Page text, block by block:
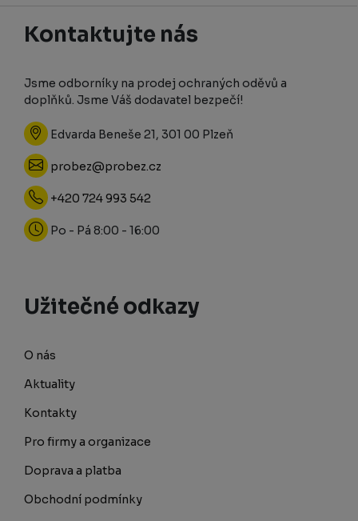
Kontaktujte nás
Jsme odborníky na prodej ochraných oděvů a
doplňků. Jsme Váš dodavatel bezpečí!
Edvarda Beneše 21, 301 00 Plzeň
probez@probez.cz
+420 724 993 542
Po - Pá 8:00 - 16:00
Užitečné odkazy
O nás
Aktuality
Kontakty
Pro firmy a organizace
Doprava a platba
Obchodní podmínky